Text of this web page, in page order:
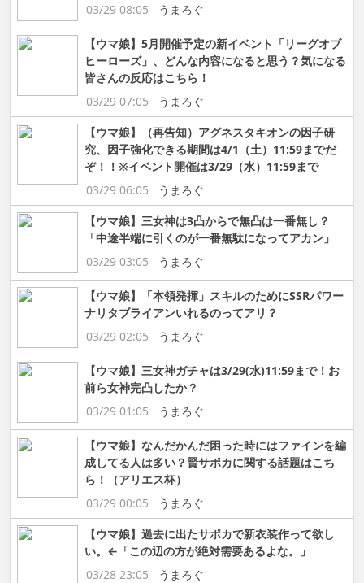
03/29 08:05
うまろぐ
【ウマ娘】5月開催予定の新イベント「リーグオブ
ヒーローズ」、どんな内容になると思う？気になる
皆さんの反応はこちら！
03/29 07:05
うまろぐ
【ウマ娘】（再告知）アグネスタキオンの因子研
究、因子強化できる期間は4/1（土）11:59までだ
ぞ！！※イベント開催は3/29（水）11:59まで
03/29 06:05
うまろぐ
【ウマ娘】三女神は3凸からで無凸は一番無し？
「中途半端に引くのが一番無駄になってアカン」
03/29 03:05
うまろぐ
【ウマ娘】「本領発揮」スキルのためにSSRパワー
ナリタブライアンいれるのってアリ？
03/29 02:05
うまろぐ
【ウマ娘】三女神ガチャは3/29(水)11:59まで！お
前ら女神完凸したか？
03/29 01:05
うまろぐ
【ウマ娘】なんだかんだ困った時にはファインを編
成してる人は多い？賢サポカに関する話題はこち
ら！（アリエス杯）
03/29 00:05
うまろぐ
【ウマ娘】過去に出たサポカで新衣装作って欲し
い。←「この辺の方が絶対需要あるよな。」
03/28 23:05
うまろぐ